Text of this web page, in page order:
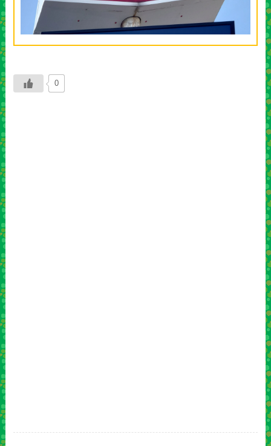
0